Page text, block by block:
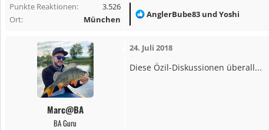
Punkte Reaktionen
3.526
Ort
München
R
k
t
AnglerBube83 undYoshi
Marc@BA
BA Guru
24. Juli 2018
Diese Özil-Diskussionen überall...